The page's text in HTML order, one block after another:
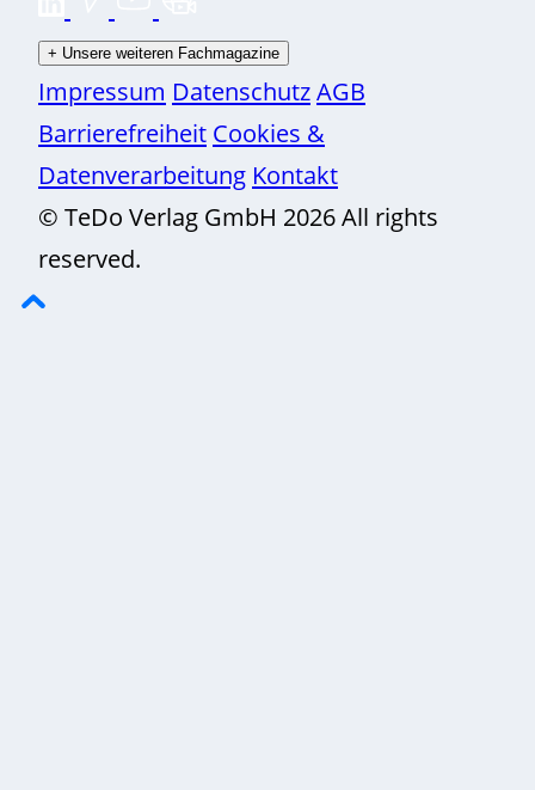
+ Unsere weiteren Fachmagazine
Impressum DatenschutzAGB
Barrierefreiheit Cookies &
Datenverarbeitung Kontakt
© TeDo Verlag GmbH 2026 All rights
reserved.